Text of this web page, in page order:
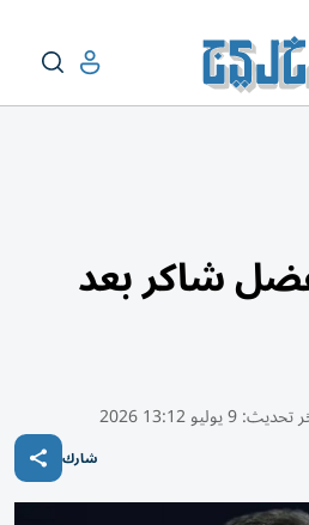
شاكر بعد
تحديث:9 يوليو 13:12 2026
شارك